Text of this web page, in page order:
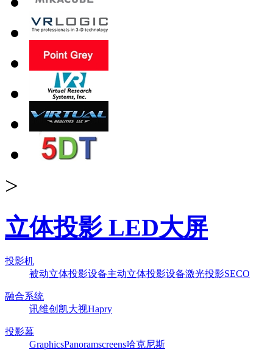
>
立体投影 LED大屏
投影机
被动立体投影设备主动立体投影设备激光投影SECO
融合系统
讯维创凯大视Hapry
投影幕
GraphicsPanoramscreens哈克尼斯